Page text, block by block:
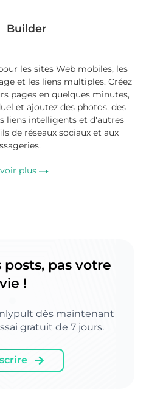
Builder
les sites Web mobiles, les
et les liens multiples. Créez
pages en quelques minutes,
et ajoutez des photos, des
liens intelligents et d'autres
de réseaux sociaux et aux
plus
posts, pas votre
vie !
dès maintenant
gratuit de 7 jours.